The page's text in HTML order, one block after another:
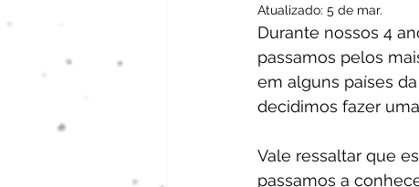
Atualizado: 5 de mar.
Durante nossos 4
passamos pelos
em alguns países
decidimos fazer
Vale ressaltar que
passamos a